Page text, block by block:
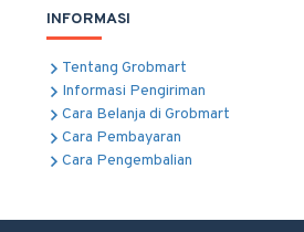
INFORMASI
Tentang Grobmart
Informasi Pengiriman
Cara Belanja di Grobmart
Cara Pembayaran
Cara Pengembalian